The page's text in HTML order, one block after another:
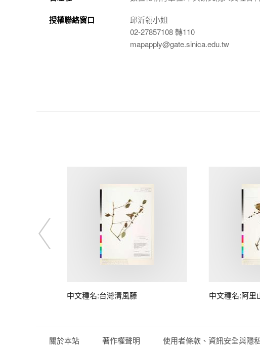
授權聯絡窗口
邱沂翎小姐
02-27857108 轉110
mapapply@gate.sinica.edu.tw
中文種名:台灣清風藤 中文種名:阿里
關於本站 著作權聲明 使用者條款、資訊安全與隱